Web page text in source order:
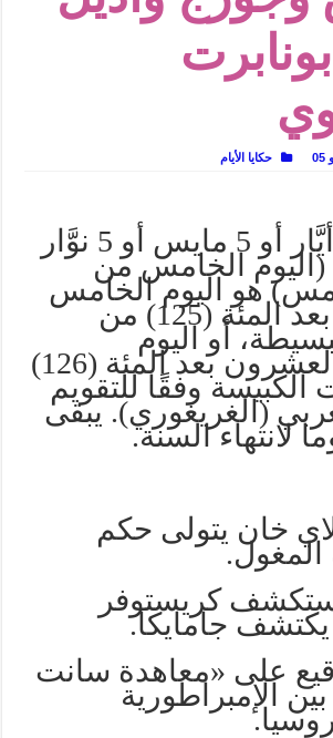
يصبح الزمن بطل الرواية
تاريخ يُقرأ بالنكهات
المسرح وسرحت!
حكايا الأيام
5 مايو أو 5 أيَّار أو 5 مايس أو 5 نوَّار
أو يوم 5 \ 5 (اليوم الخامس من
هو اليوم الخامس
والعشرون بعد المئة (125) من
أو اليوم
السادس والعشرون بعد المئة (126)
وفقًا للتقويم
(الغريغوري). يبقى
خان يتولى حكم
المغول.
المستكشف كريستوفر
جامايكا.
على «معاهدة سانت
الإمبراطورية